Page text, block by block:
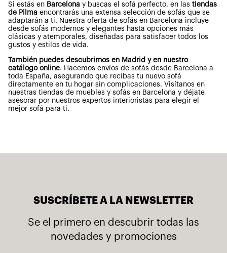
Si estás en Barcelona y buscas el sofá perfecto, en las tiendas
de Pilma encontrarás una extensa selección de sofás que se
adaptarán a ti. Nuestra oferta de sofás en Barcelona incluye
desde sofás modernos y elegantes hasta opciones más
clásicas y atemporales, diseñadas para satisfacer todos los
gustos y estilos de vida.
También puedes descubrirnos en Madrid y en nuestro
catálogo online. Hacemos envíos de sofás desde Barcelona a
toda España, asegurando que recibas tu nuevo sofá
directamente en tu hogar sin complicaciones. Visítanos en
nuestras tiendas de muebles y sofás en Barcelona y déjate
asesorar por nuestros expertos interioristas para elegir el
mejor sofá para ti.
SUSCRÍBETE A LA NEWSLETTER
Se el primero en descubrir todas las
novedades y promociones